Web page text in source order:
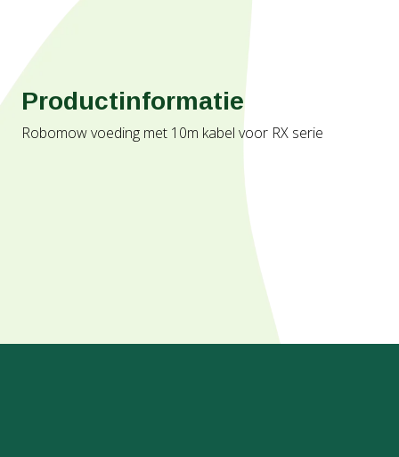
Productinformatie
Robomow voeding met 10m kabel voor RX serie